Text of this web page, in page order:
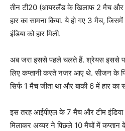
तीन टी20 (आयरलैंड के खिलाफ 2 मैच और
हार का सामना किया. ये हो गए 3 मैच,
इंडिया को हार मिली.
अब जरा इससे पहले चलते हैं. श्रेयस इससे
लिए कप्तानी करते नजर आए थे. सीजन के
सिर्फ 1 मैच जीता था और बाकी 6 में हार का
इस तरह आईपीएल के 7 मैच और टीम इंडिया
मिलाकर अय्यर ने पिछले 10 मैचों में कप्तान